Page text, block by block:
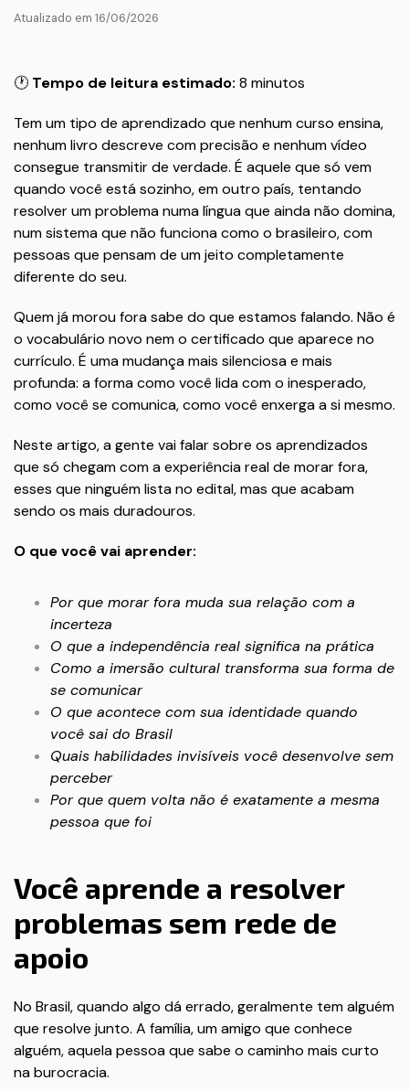
Atualizado em 16/06/2026
🕐 Tempo de leitura estimado: 8 minutos
Tem um tipo de aprendizado que nenhum curso ensina,
nenhum livro descreve com precisão e nenhum vídeo
consegue transmitir de verdade. É aquele que só vem
quando você está sozinho, em outro país, tentando
resolver um problema numa língua que ainda não domina,
num sistema que não funciona como o brasileiro, com
pessoas que pensam de um jeito completamente
diferente do seu.
Quem já morou fora sabe do que estamos falando. Não é
o vocabulário novo nem o certificado que aparece no
currículo. É uma mudança mais silenciosa e mais
profunda: a forma como você lida com o inesperado,
como você se comunica, como você enxerga a si mesmo.
Neste artigo, a gente vai falar sobre os aprendizados
que só chegam com a experiência real de morar fora,
esses que ninguém lista no edital, mas que acabam
sendo os mais duradouros.
O que você vai aprender:
Por que morar fora muda sua relação com a
incerteza
O que a independência real significa na prática
Como a imersão cultural transforma sua forma de
se comunicar
O que acontece com sua identidade quando
você sai do Brasil
Quais habilidades invisíveis você desenvolve sem
perceber
Por que quem volta não é exatamente a mesma
pessoa que foi
Você aprende a resolver
problemas sem rede de
apoio
No Brasil, quando algo dá errado, geralmente tem alguém
que resolve junto. A família, um amigo que conhece
alguém, aquela pessoa que sabe o caminho mais curto
na burocracia.